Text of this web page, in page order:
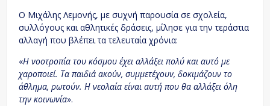
Ο Μιχάλης Λεμονής, με συχνή παρουσία σε σχολεία,
συλλόγους και αθλητικές δράσεις, μίλησε για την τεράστια
αλλαγή που βλέπει τα τελευταία χρόνια:
«Η νοοτροπία του κόσμου έχει αλλάξει πολύ και αυτό με
χαροποιεί. Τα παιδιά ακούν, συμμετέχουν, δοκιμάζουν το
άθλημα, ρωτούν. Η νεολαία είναι αυτή που θα αλλάξει όλη
την κοινωνία».